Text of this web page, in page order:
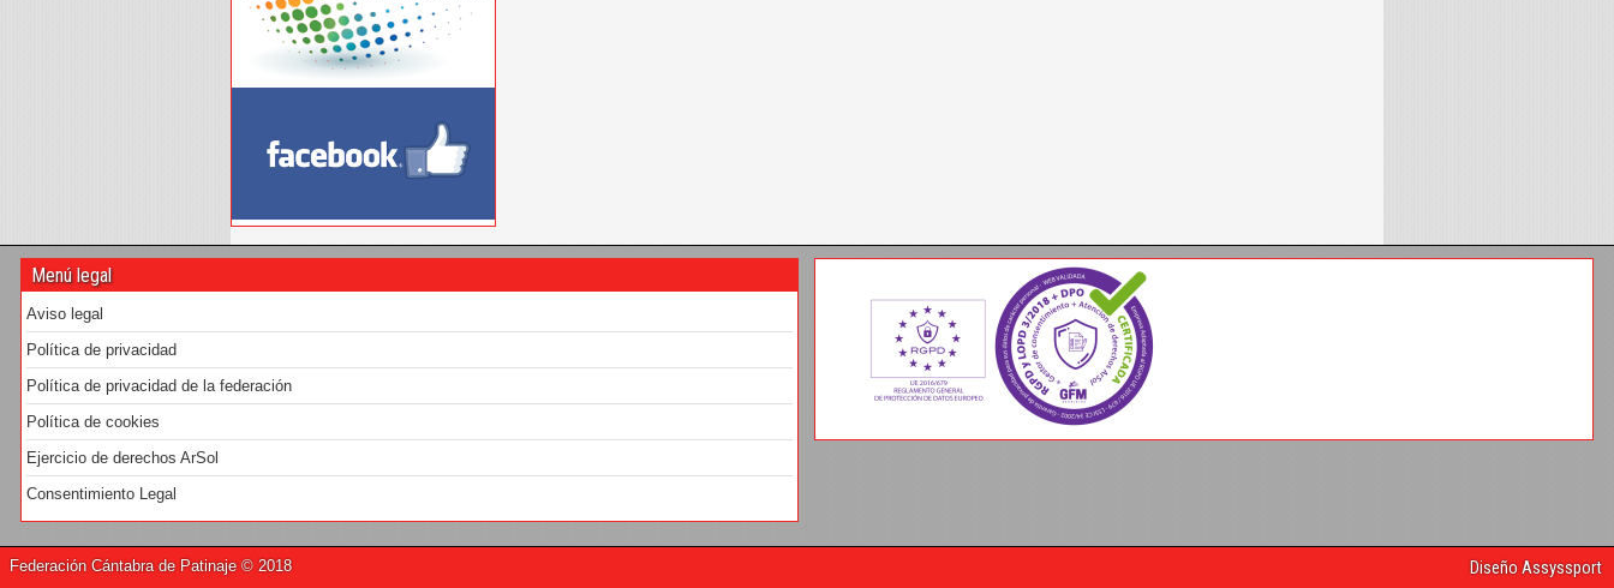
Menú legal
Aviso legal
Política de privacidad
Política de privacidad de la federación
Política de cookies
Ejercicio de derechos ArSol
Consentimiento Legal
Federación Cántabra de Patinaje © 2018 Diseño Assyssport